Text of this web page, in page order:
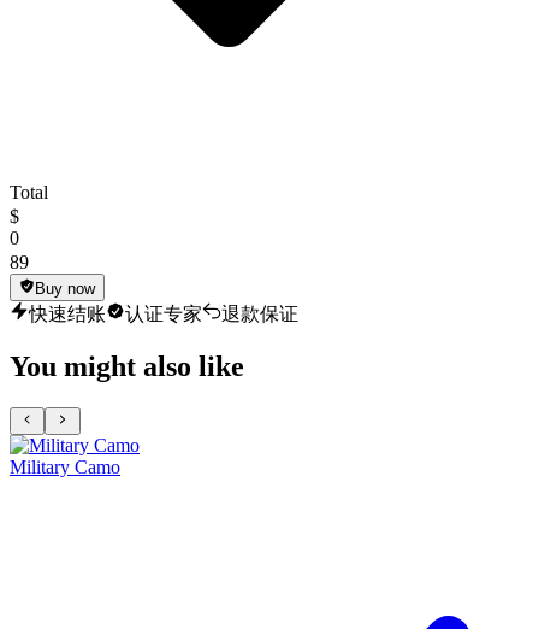
Total
$
0
89
Buy now
快速结账 认证专家 退款保证
You might also like
Military Camo